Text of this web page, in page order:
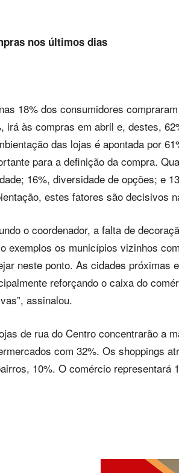
nos últimos dias
18% dos consumidores
irá às compras em abril e, destes,
das lojas é apontada por
para a definição da compra.
16%, diversidade de opções; e
estes fatores são decisivos
o coordenador, a falta de
exemplos os municípios vizinhos
neste ponto. As cidades próximas
reforçando o caixa do
assinalou.
de rua do Centro concentrarão a
com 32%. Os shoppings
10%. O comércio representará